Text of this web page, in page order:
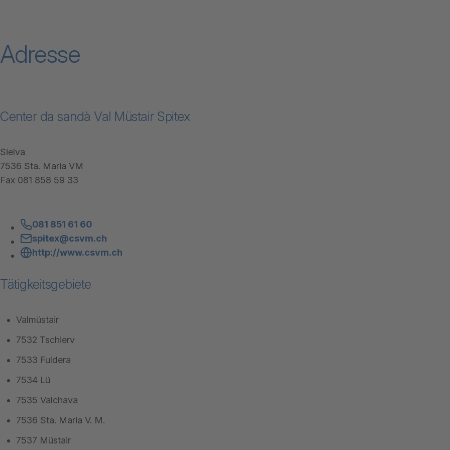
Adresse
Center da sandà Val Müstair Spitex
Sielva
7536 Sta. Maria VM
Fax 081 858 59 33
081 851 61 60
spitex@csvm.ch
http://www.csvm.ch
Tätigkeitsgebiete
Valmüstair
7532 Tschierv
7533 Fuldera
7534 Lü
7535 Valchava
7536 Sta. Maria V. M.
7537 Müstair